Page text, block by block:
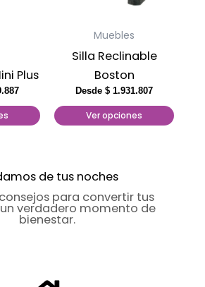
Plus
Muebles
Silla Reclinable
Boston
Desde $ 1.931.807
Ver opciones
Las
se
pueden
elegir
en
la
producto
de tus noches
para convertir tus
verdadero momento de
bienestar.